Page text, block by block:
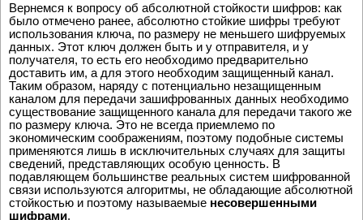
Вернемся к вопросу об абсолютной стойкости шифров: как
было отмечено ранее, абсолютно стойкие шифры требуют
использования ключа, по размеру не меньшего шифруемых
данных. Этот ключ должен быть и у отправителя, и у
получателя, то есть его необходимо предварительно
доставить им, а для этого необходим защищенный канал.
Таким образом, наряду с потенциально незащищенным
каналом для передачи зашифрованных данных необходимо
существование защищенного канала для передачи такого же
по размеру ключа. Это не всегда приемлемо по
экономическим соображениям, поэтому подобные системы
применяются лишь в исключительных случаях для защиты
сведений, представляющих особую ценность. В
подавляющем большинстве реальных систем шифрованной
связи используются алгоритмы, не обладающие абсолютной
стойкостью и поэтому называемые несовершенными
шифрами.